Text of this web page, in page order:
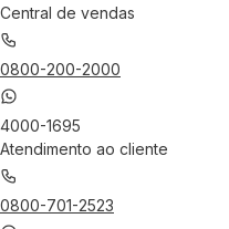
Central de vendas
0800-200-2000
4000-1695
Atendimento ao cliente
0800-701-2523